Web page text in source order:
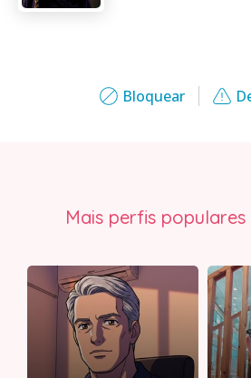
Bloquear
Mais perfis populares